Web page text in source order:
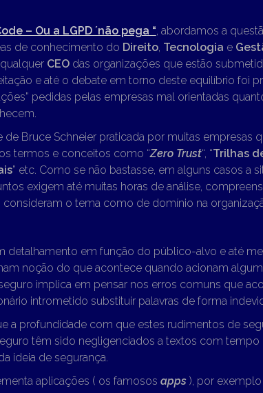
– Ou a LGPD ´não pega “, abordamos a
de conhecimento do Direito, Tecnologia e
CEOdas organizações que estão
e até o debate em torno deste equilíbrio foi
pedidas pelas empresas mal orientadas
de Bruce Schneier praticada por muitas empresas
termos e conceitos como “Zero Trust“, “Trilhas
” etc. Como se não bastasse, em alguns casos a
exigem até muitas horas de análise,
consideram o tema como de domínio na
detalhamento em função do público-alvo e até
noção do que acontece quando acionam
implica em pensar nos erros comuns que
intrometido substituir palavras de forma
a profundidade com que estes rudimentos de
têm sido negligenciados a textos com tempo
ideia de segurança.
aplicações ( os famosos apps), por